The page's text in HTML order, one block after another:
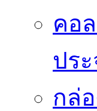
คอ
ปร
กล่